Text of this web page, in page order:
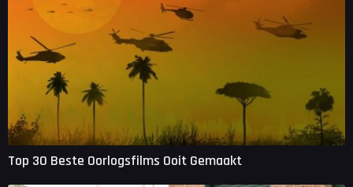
Top 30 Beste Oorlogsfilms Ooit Gemaakt